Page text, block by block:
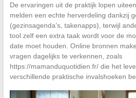
De ervaringen uit de praktijk lopen
melden een echte herverdeling dankzij
(gezinsagenda’s, takenapps), terwijl
tool zelf een extra taak wordt voor de
date moet houden. Online bronnen
vragen dagelijks te verkennen, zoals
https://mamanduquotidien.fr/ die het
verschillende praktische invalshoeken